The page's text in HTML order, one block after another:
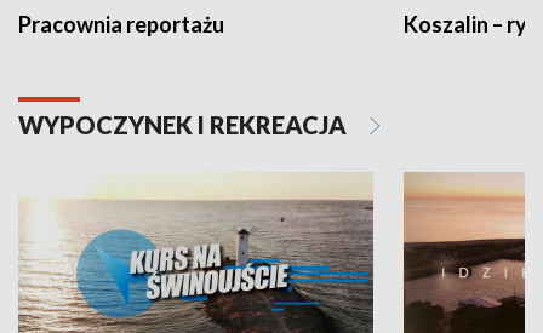
Pracownia reportażu Koszalin –
WYPOCZYNEK I REKREACJA